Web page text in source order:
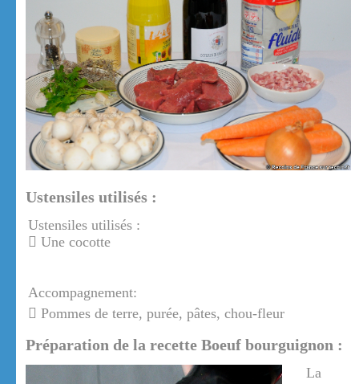
Ustensiles utilisés :
Ustensiles utilisés :
Une cocotte
Accompagnement:
Pommes de terre, purée, pâtes, chou-fleur
Préparation de la recette Boeuf bourguignon :
La